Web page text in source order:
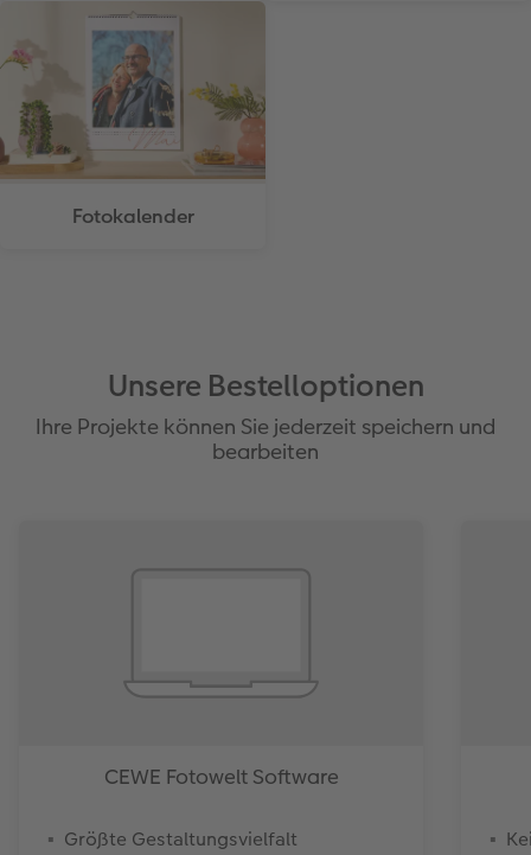
Fotokalender
Unsere Bestelloptionen
Ihre Projekte können Sie jederzeit speichern und
bearbeiten
CEWE Fotowelt Software
Größte Gestaltungsvielfalt